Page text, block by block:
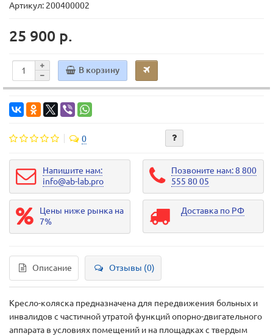
Артикул: 200400002
25 900 р.
В корзину
0
Напишите нам:
info@ab-lab.pro
Позвоните нам: 8 800
555 80 05
Цены ниже рынка на
7%
Доставка по РФ
Описание Отзывы (0)
Кресло-коляска предназначена для передвижения больных и
инвалидов с частичной утратой функций опорно-двигательного
аппарата в условиях помещений и на площадках с твердым